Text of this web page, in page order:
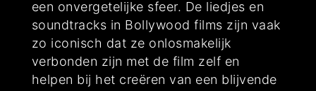
een onvergetelijke sfeer. De liedjes en
soundtracks in Bollywood films zijn vaak
zo iconisch dat ze onlosmakelijk
verbonden zijn met de film zelf en
helpen bij het creëren van een blijvende